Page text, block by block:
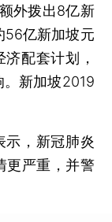
外拨出8亿新
56亿新加坡元
济配套计划，
。新加坡2019
，新冠肺炎
更严重，并警